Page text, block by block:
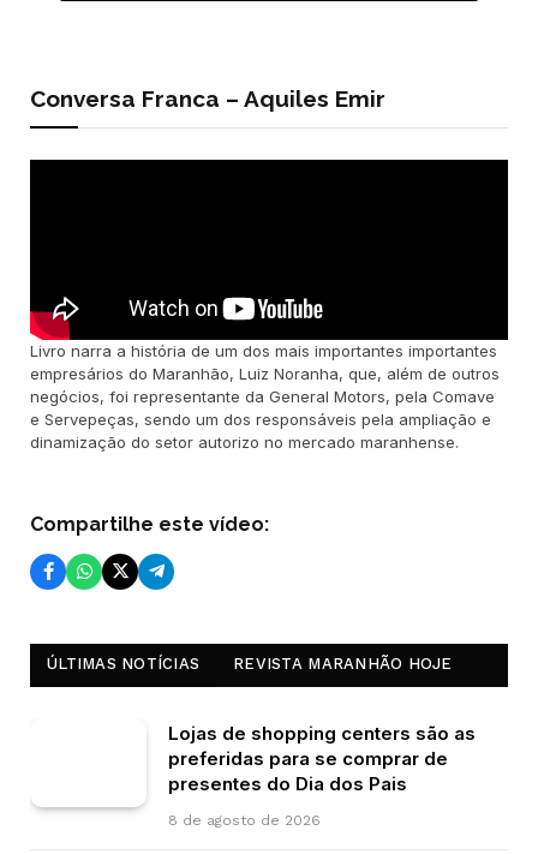
Conversa Franca – Aquiles Emir
Livro narra a história de um dos mais importantes importantes
empresários do Maranhão, Luiz Noranha, que, além de outros
negócios, foi representante da General Motors, pela Comave
e Servepeças, sendo um dos responsáveis pela ampliação e
dinamização do setor autorizo no mercado maranhense.
Compartilhe este vídeo:
ÚLTIMAS NOTÍCIAS REVISTA MARANHÃO HOJE
Lojas de shopping centers são as
preferidas para se comprar de
presentes do Dia dos Pais
8 de agosto de 2026